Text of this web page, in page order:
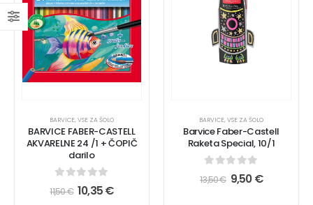
BARVICE, VSE ZA ŠOLO
BARVICE FABER-CASTELL
AKVARELNE 24 /1 + ČOPIČ
darilo
out of 5
11,50€ 10,35€
BARVICE, VSE ZA ŠOLO
Barvice Faber-Castell
Raketa Special, 10/1
out of 5
13,50€ 9,50€